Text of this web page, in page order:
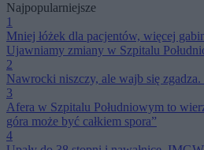
Najpopularniejsze
1
Mniej łóżek dla pacjentów, więcej
Ujawniamy zmiany w Szpitalu
2
Nawrocki niszczy, ale wajb się
3
Afera w Szpitalu Południowym to
góra może być całkiem spora”
4